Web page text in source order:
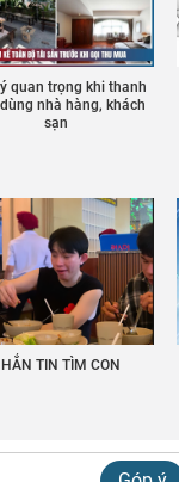
quan trọng khi thanh
nhà hàng, khách
sạn
TIN TÌM CON